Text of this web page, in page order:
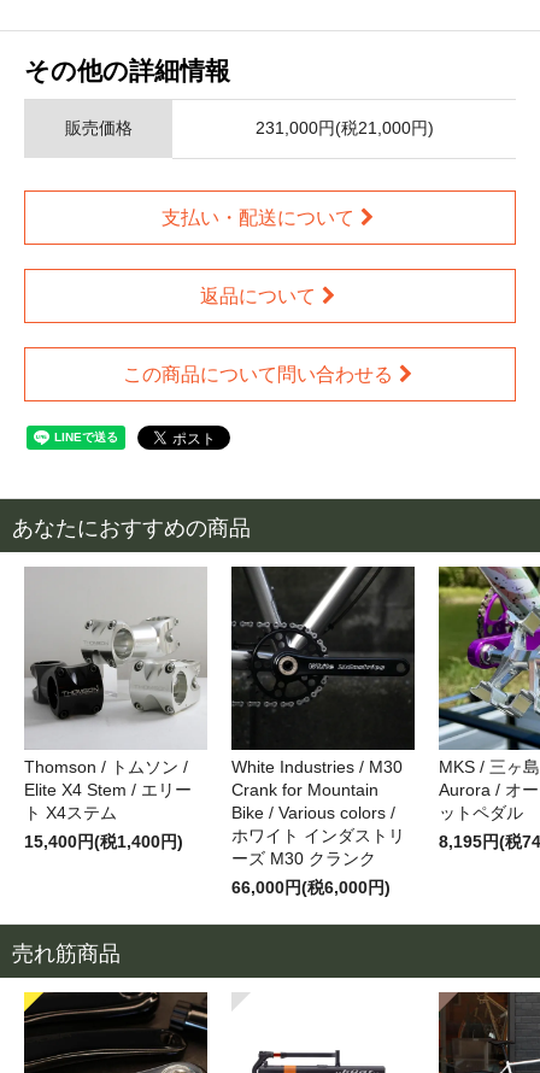
その他の詳細情報
販売価格 231,000円(税21,000円)
支払い・配送について
返品について
この商品について問い合わせる
あなたにおすすめの商品
Thomson / トムソン /
Elite X4 Stem / エリー
ト X4ステム
15,400円(税1,400円)
White Industries / M30
Crank for Mountain
Bike / Various colors /
ホワイト インダストリ
ーズ M30 クランク
66,000円(税6,000円)
MKS / 三ヶ
Aurora / オ
ットペダル
8,195円(税
売れ筋商品